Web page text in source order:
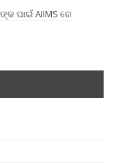
ପାଇଁ AIIMS ରେ